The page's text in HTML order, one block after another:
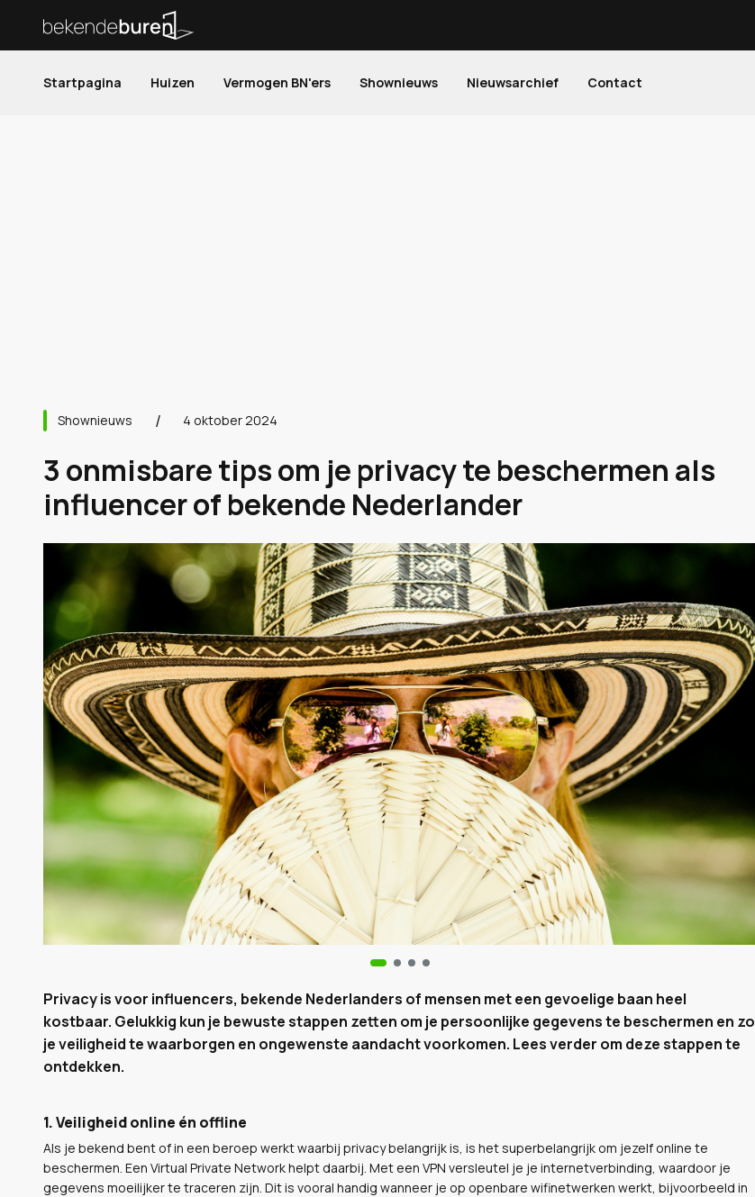
Startpagina Huizen Vermogen BN'ers Shownieuws Nieuwsarchief Contact
Shownieuws 4 oktober 2024
3 onmisbare tips om je privacy te beschermen als
influencer of bekende Nederlander
Privacy is voor influencers, bekende Nederlanders of mensen met een gevoelige baan heel
kostbaar. Gelukkig kun je bewuste stappen zetten om je persoonlijke gegevens te beschermen en zo
je veiligheid te waarborgen en ongewenste aandacht voorkomen. Lees verder om deze stappen te
ontdekken.
1. Veiligheid online én offline
Als je bekend bent of in een beroep werkt waarbij privacy belangrijk is, is het superbelangrijk om jezelf online te
beschermen. Een Virtual Private Network helpt daarbij. Met een VPN versleutel je je internetverbinding, waardoor je
gegevens moeilijker te traceren zijn. Dit is vooral handig wanneer je op openbare wifinetwerken werkt, bijvoorbeeld in